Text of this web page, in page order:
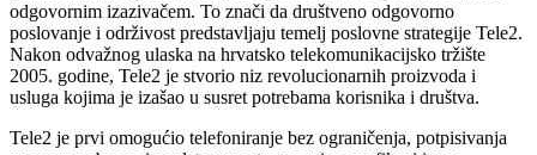
odgovornim izazivačem. To znači da društveno odgovorno
poslovanje i održivost predstavljaju temelj poslovne strategije Tele2.
Nakon odvažnog ulaska na hrvatsko telekomunikacijsko tržište
2005. godine, Tele2 je stvorio niz revolucionarnih proizvoda i
usluga kojima je izašao u susret potrebama korisnika i društva.
Tele2 je prvi omogućio telefoniranje bez ograničenja, potpisivanja